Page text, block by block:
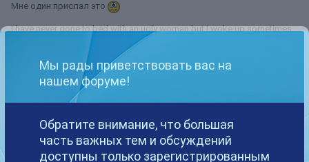
Мне один прислал это
I have never gone to bed with an ugly woman but I woke up sometimes
Джанета
Опубликовано22 декабря, 2015
Мемы и на почту пишут? И там достают? Трындец…
Мы рады приветствовать вас на
нашем форуме!
Обратите внимание, что большая
часть важных тем и обсуждений
доступны только зарегистрированным